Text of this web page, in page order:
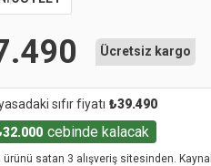
Ücretsiz kargo
sıfır fiyatı ₺39.490
32.000 cebinde kalacak
ürünü satan 3 alışveriş sitesinden.